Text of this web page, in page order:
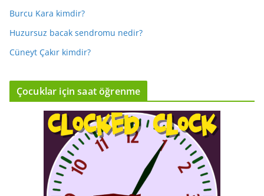
Burcu Kara kimdir?
Huzursuz bacak sendromu nedir?
Cüneyt Çakır kimdir?
Çocuklar için saat öğrenme